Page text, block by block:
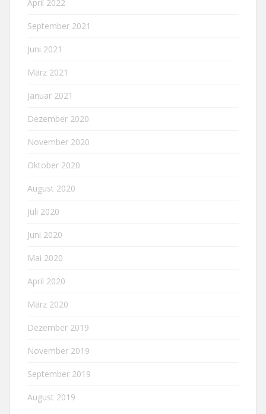
April 2022
September 2021
Juni 2021
März 2021
Januar 2021
Dezember 2020
November 2020
Oktober 2020
August 2020
Juli 2020
Juni 2020
Mai 2020
April 2020
März 2020
Dezember 2019
November 2019
September 2019
August 2019